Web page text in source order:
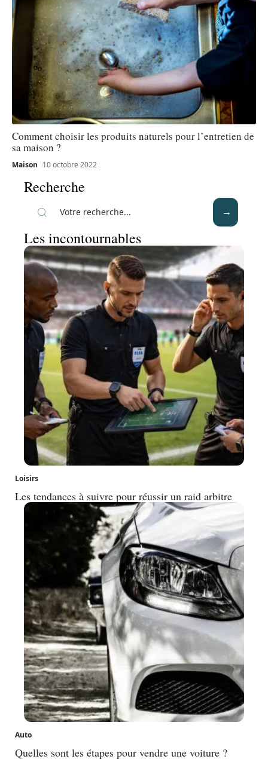
Comment choisir les produits naturels pour l’entretien de
sa maison ?
Maison 10 octobre 2022
Recherche
Les incontournables
Loisirs
Les tendances à suivre pour réussir un raid arbitre
Auto
Quelles sont les étapes pour vendre une voiture ?